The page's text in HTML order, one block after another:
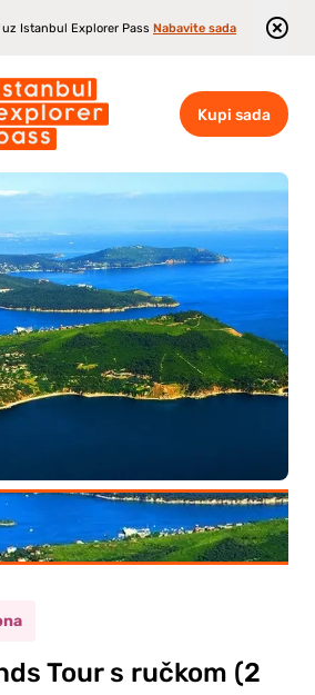
Istanbul Explorer Pass Nabavite sada
Kupi sada
Atrakcije \ Princes Islands Tour s ručkom (2 otoka)
Tour s ručkom (2